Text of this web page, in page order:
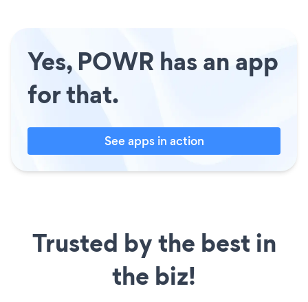
Yes, POWR has an app
for that.
See apps in action
Trusted by the best in
the biz!